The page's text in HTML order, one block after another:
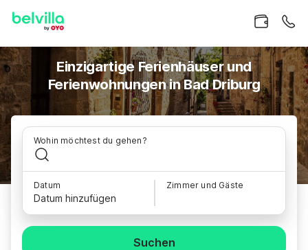
Einzigartige Ferienhäuser und
Ferienwohnungen in Bad Driburg
Wohin möchtest du gehen?
Datum
Datum hinzufügen
Zimmer und Gäste
Suchen